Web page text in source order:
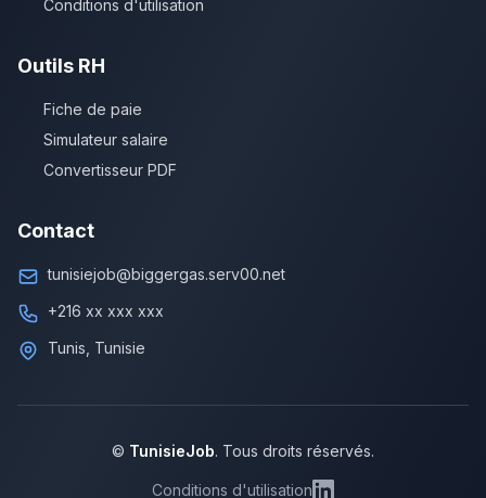
Conditions d'utilisation
Outils RH
Fiche de paie
Simulateur salaire
Convertisseur PDF
Contact
tunisiejob@biggergas.serv00.net
+216 xx xxx xxx
Tunis, Tunisie
© TunisieJob. Tous droits réservés.
Conditions d'utilisation